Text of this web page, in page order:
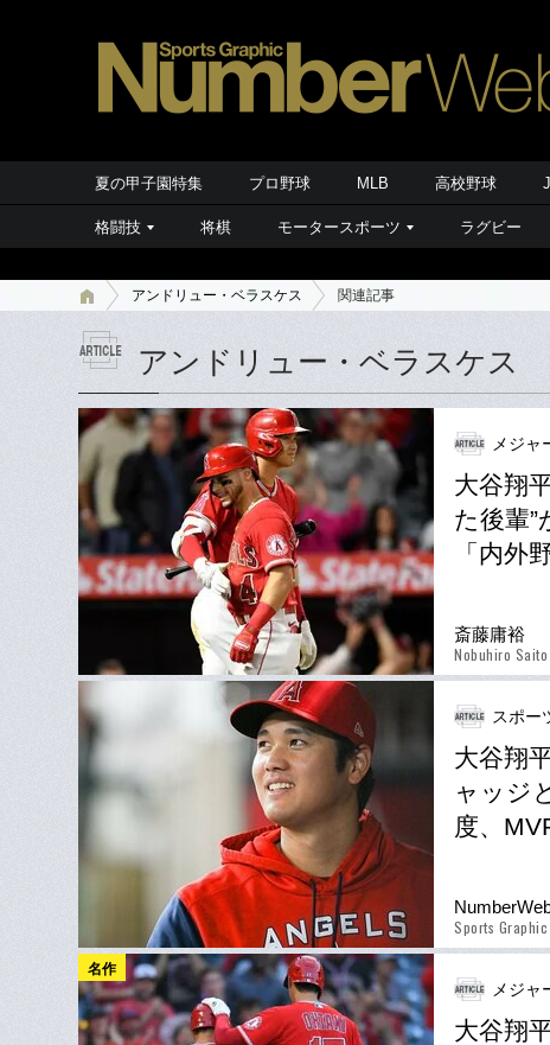
夏の甲子園特集 プロ野球 MLB 高校野球
格闘技 将棋 モータースポーツ ラグビー
アンドリュー・ベラスケス 関連記事
アンドリュー・ベラスケス
メジャ
大谷翔
た後輩
「内外
斎藤庸裕
Nobuhiro Saito
スポー
大谷翔
ャッジ
度、
Sports
名作
メジャ
大谷翔